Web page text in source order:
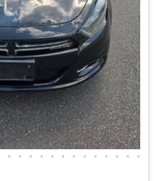
• • • • • • • • • • • • •